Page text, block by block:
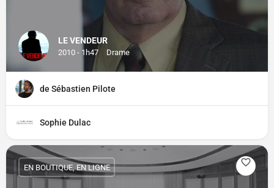
LE VENDEUR
2010 - 1h47 Drame
de Sébastien Pilote
Sophie Dulac
EN BOUTIQUE, EN LIGNE